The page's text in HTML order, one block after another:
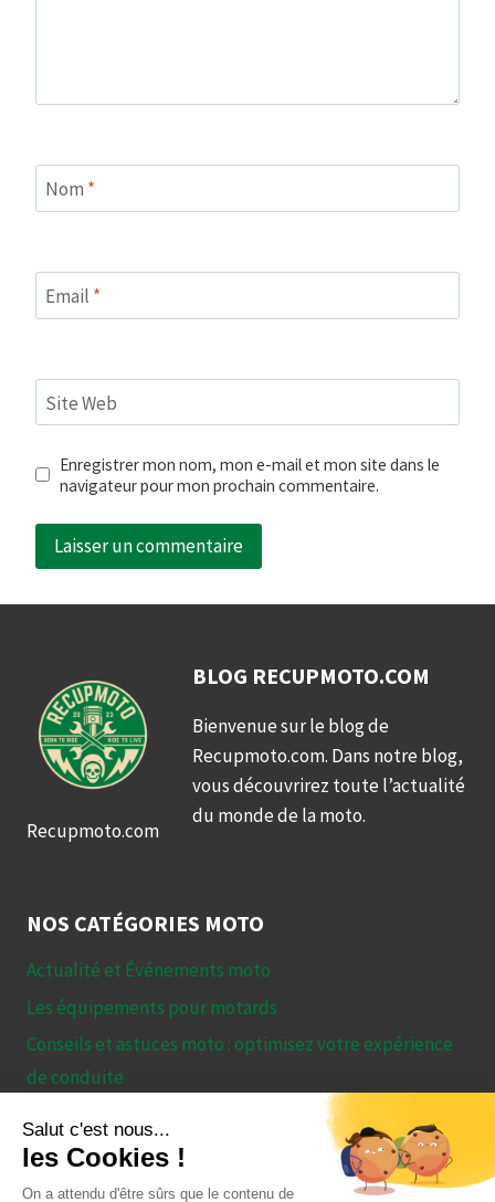
Nom *
Email *
Site Web
Enregistrer mon nom, mon e-mail et mon site dans le
navigateur pour mon prochain commentaire.
Recupmoto.com
BLOG RECUPMOTO.COM
Bienvenue sur le blog de
Recupmoto.com. Dans notre blog,
vous découvrirez toute l’actualité
du monde de la moto.
NOS CATÉGORIES MOTO
Actualité et Événements moto
Les équipements pour motards
Conseils et astuces moto : optimisez votre expérience
de conduite
Essais et Comparatifs – Tout ce qu’il faut savoir avant
de choisir sa moto